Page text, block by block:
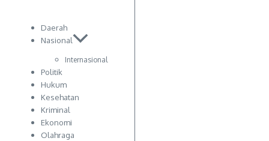
Daerah
Nasional
Internasional
Politik
Hukum
Kesehatan
Kriminal
Ekonomi
Olahraga